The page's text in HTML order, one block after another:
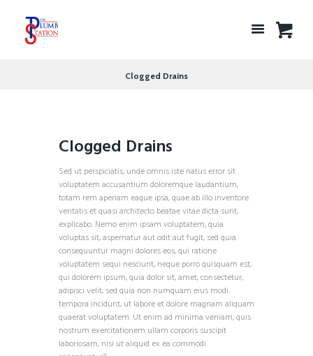
Clogged Drains
Clogged Drains
Sed ut perspiciatis, unde omnis iste natus error sit
voluptatem accusantium doloremque laudantium,
totam rem aperiam eaque ipsa, quae ab illo inventore
veritatis et quasi architecto beatae vitae dicta sunt,
explicabo. Nemo enim ipsam voluptatem, quia
voluptas sit, aspernatur aut odit aut fugit, sed quia
consequuntur magni dolores eos, qui ratione
voluptatem sequi nesciunt, neque porro quisquam est,
qui dolorem ipsum, quia dolor sit, amet, consectetur,
adipisci velit, sed quia non numquam eius modi
tempora incidunt, ut labore et dolore magnam aliquam
quaerat voluptatem. Ut enim ad minima veniam, quis
nostrum exercitationem ullam corporis suscipit
laboriosam, nisi ut aliquid ex ea commodi